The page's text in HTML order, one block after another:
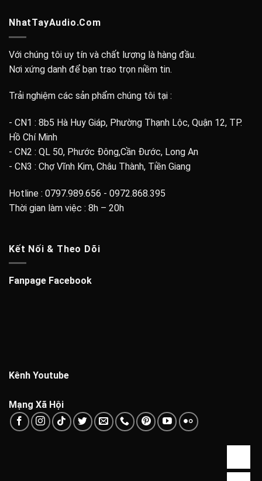
NhatTayAudio.Com
Với chúng tôi uy tín và chất lượng là hàng đầu.
Nơi xứng danh để bạn trao trọn niềm tin.
Trải nghiệm các sản phẩm chúng tôi tại :
- CN1 : 8b5 Hà Huy Giáp, Phường Thạnh Lộc, Quận 12, TP.
Hồ Chí Minh
- CN2 : QL 50, Phước Đông,Cần Đước, Long An
- CN3 : Chợ Vĩnh Kim, Châu Thành, Tiền Giang
Hotline : 0797.989.656 - 0972.868.395
Thời gian làm việc : 8h – 20h
Kết Nối & Theo Dõi
Fanpage Facebook
Kênh Youtube
Mạng Xã Hội